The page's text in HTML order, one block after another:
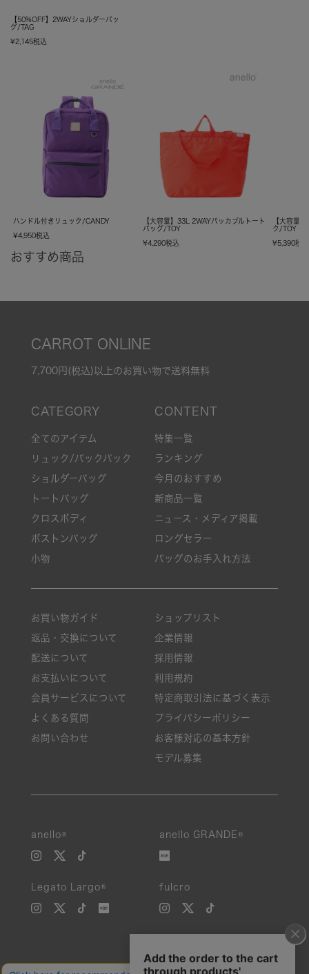
【50%OFF】2WAYショルダーバッ
グ/TAG
¥2,145税込
ハンドル付きリュック/CANDY
¥4,950税込
【大容量】33L 2WAYパッカブルトート
バッグ/TOY
¥4,290税込
【大容量
ク/TOY
¥5,390税込
おすすめ商品
CARROT ONLINE
7,700円(税込)以上のお買い物で送料無料
全てのアイテム
リュック/バックパック
ショルダーバッグ
トートバッグ
クロスボディ
ボストンバッグ
小物
特集一覧
ランキング
今月のおすすめ
新商品一覧
ニュース・メディア掲載
ロングセラー
バッグのお手入れ方法
お買い物ガイド
返品・交換について
配送について
お支払いについて
会員サービスについて
よくある質問
お問い合わせ
ショップリスト
企業情報
採用情報
利用規約
特定商取引法に基づく表示
プライバシーポリシー
お客様対応の基本方針
モデル募集
anello® anello GRANDE®
Legato Largo® fulcro